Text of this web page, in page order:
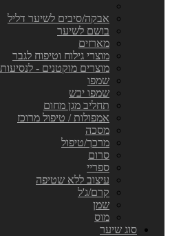
אבקה/סיבים לשיער דליל
בושם לשיער
מארזים
מוצרי גילוח וטיפוח לגבר
מוצרים מוקטנים - לנסיעות
שמפו
שמפו יבש
תחליב מגן מחום
אמפולות / טיפול מרוכז
מסכה
מרכך/טיפול
סרום
ספריי
עיצוב ללא שטיפה
קרם/ג'ל
שמן
מוס
סוג שיער